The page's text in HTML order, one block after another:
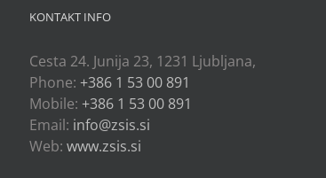
KONTAKT INFO
Cesta 24. Junija 23, 1231 Ljubljana,
Phone: +386 1 53 00 891
Mobile: +386 1 53 00 891
Email: info@zsis.si
Web: www.zsis.si